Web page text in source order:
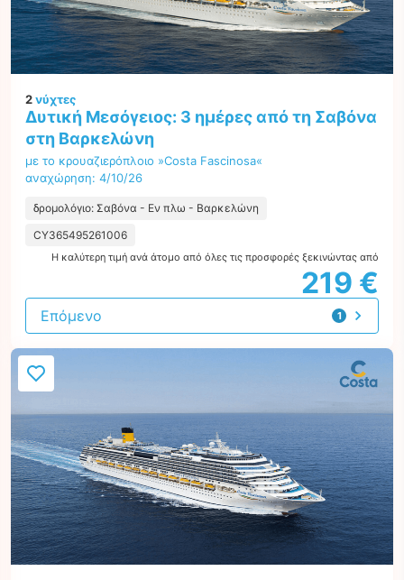
2νύχτες
Δυτική Μεσόγειος: 3 ημέρες από τη Σαβόνα
στη Βαρκελώνη
με το κρουαζιερόπλοιο »Costa Fascinosa«
αναχώρηση: 4/10/26
δρομολόγιο: Σαβόνα - Εν πλω - Βαρκελώνη
CY365495261006
Η καλύτερη τιμή ανά άτομο από όλες τις προσφορές ξεκινώντας από
219 €
1
προσφορά
Επόμενο